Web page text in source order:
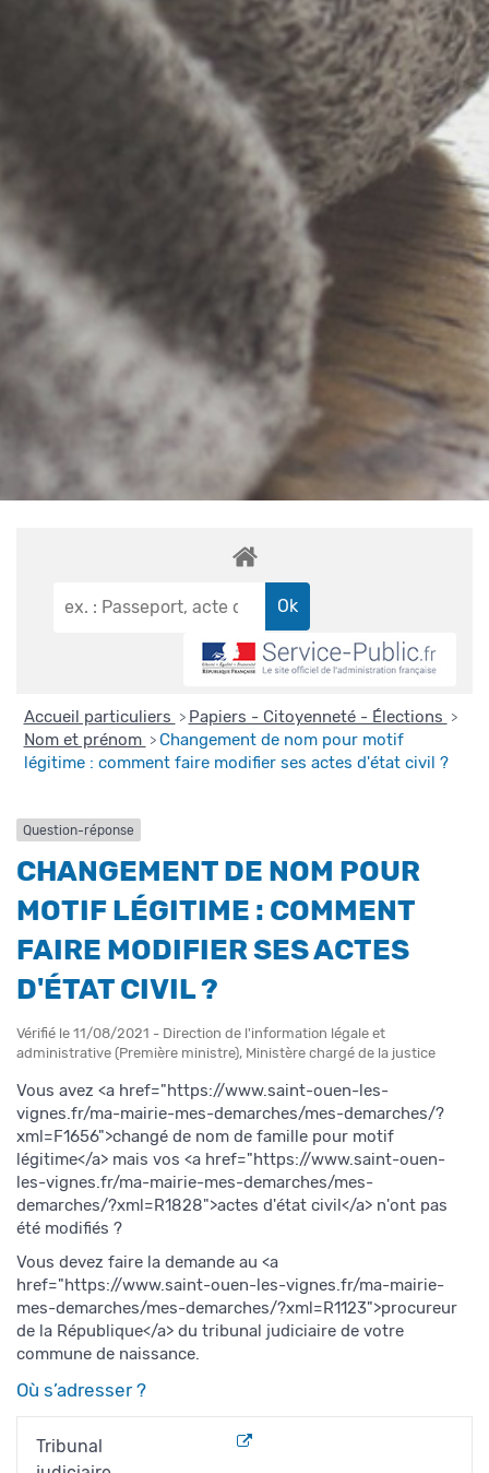
Accueil particuliers > Papiers - Citoyenneté - Élections >
Nom et prénom > Changement de nom pour motif
légitime : comment faire modifier ses actes d'état civil ?
Question-réponse
CHANGEMENT DE NOM POUR
MOTIF LÉGITIME : COMMENT
FAIRE MODIFIER SES ACTES
D'ÉTAT CIVIL ?
Vérifié le 11/08/2021 - Direction de l'information légale et
administrative (Première ministre), Ministère chargé de la justice
Vous avez <a href="https://www.saint-ouen-les-
vignes.fr/ma-mairie-mes-demarches/mes-demarches/?
xml=F1656">changé de nom de famille pour motif
légitime</a> mais vos <a href="https://www.saint-ouen-
les-vignes.fr/ma-mairie-mes-demarches/mes-
demarches/?xml=R1828">actes d'état civil</a> n'ont pas
été modifiés ?
Vous devez faire la demande au <a
href="https://www.saint-ouen-les-vignes.fr/ma-mairie-
mes-demarches/mes-demarches/?xml=R1123">procureur
de la République</a> du tribunal judiciaire de votre
commune de naissance.
Où s’adresser ?
Tribunal